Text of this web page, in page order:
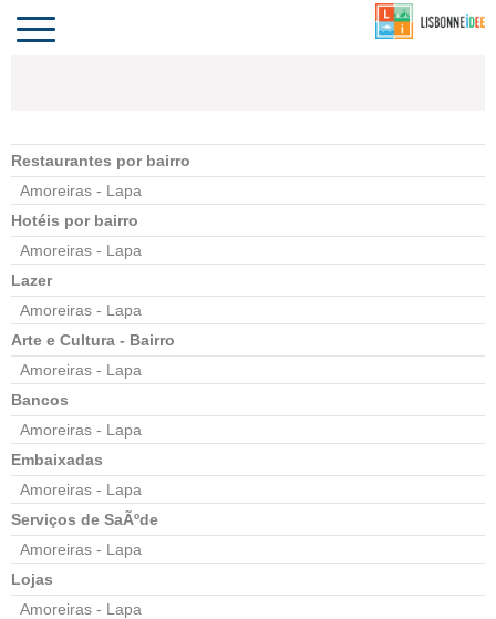
PORTUGAL
Toggle
navigation
Restaurantes por bairro
Amoreiras - Lapa
Hotéis por bairro
Amoreiras - Lapa
Lazer
Amoreiras - Lapa
Arte e Cultura - Bairro
Amoreiras - Lapa
Bancos
Amoreiras - Lapa
Embaixadas
Amoreiras - Lapa
Serviços de SaÃºde
Amoreiras - Lapa
Lojas
Amoreiras - Lapa